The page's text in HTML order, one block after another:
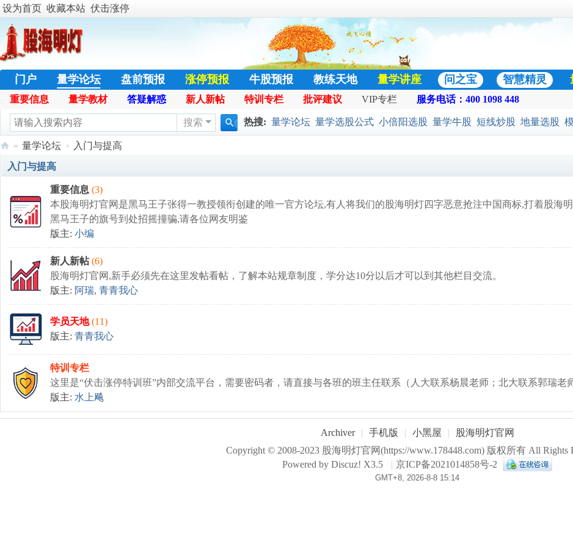
设为首页 收藏本站 伏击涨停
门户 量学论坛 盘前预报 涨停预报 牛股预报 教练天地 量学讲座 问之宝 智慧精灵
学员天地
名人传奇 特训专栏 日志 热门好贴
重要信息 量学教材 答疑解惑 新人新帖 特训专栏 批评建议 VIP专栏 服务电话：400 1098 448
搜索
索
热搜: 量学论坛 量学选股公式 小倍阳选股 量学牛股 短线炒股 地量选股
» 量学论坛 ›
入门与提高
入门与提高
重要信息 (3)
本股海明灯官网是黑马王子张得一教授领衔创建的唯一官方论坛,有人将我们的股海明灯四字恶意抢注中国商标,打着股海
黑马王子的旗号到处招摇撞骗,请各位网友明鉴
版主: 小编
新人新帖(6)
股海明灯官网,新手必须先在这里发帖看帖，了解本站规章制度，学分达10分以后才可以到其他栏目交流。
版主: 阿瑞, 青青我心
学员天地(11)
版主: 青青我心
特训专栏
这里是“伏击涨停特训班”内部交流平台，需要密码者，请直接与各班的班主任联系（人大联系杨晨老师；北大联系郭瑞老
版主: 水上飚
Archiver | 手机版 | 小黑屋 |
股海明灯官网
Copyright © 2008-2023 股海明灯官网(https://www.178448.com) 版权所有 All Rights
Powered by Discuz! X3.5 | 京ICP备2021014858号-2
GMT+8, 2026-8-8 15:14